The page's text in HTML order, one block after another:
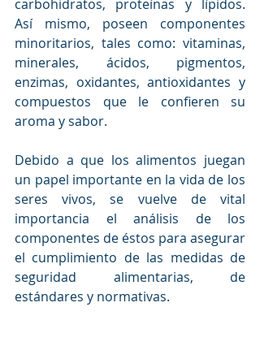
carbohidratos, proteínas y lípidos.
Así mismo, poseen componentes
minoritarios, tales como: vitaminas,
minerales, ácidos, pigmentos,
enzimas, oxidantes, antioxidantes y
compuestos que le confieren su
aroma y sabor.
Debido a que los alimentos juegan
un papel importante en la vida de los
seres vivos, se vuelve de vital
importancia el análisis de los
componentes de éstos para asegurar
el cumplimiento de las medidas de
seguridad alimentarias, de
estándares y normativas.